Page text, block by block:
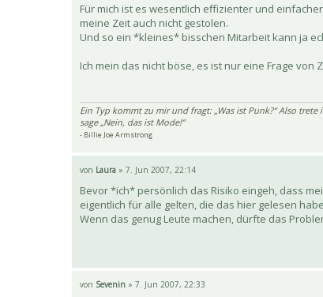
Für mich ist es wesentlich effizienter und
meine Zeit auch nicht gestolen.
Und so ein *kleines* bisschen Mitarbeit kann ja
Ich mein das nicht böse, es ist nur eine Frage
Ein Typ kommt zu mir und fragt: „Was ist Punk?“ Also
sage „Nein, das ist Mode!“
- Billie Joe Armstrong
von Laura » 7. Jun 2007, 22:14
Bevor *ich* persönlich das Risiko eingeh, dass
eigentlich für alle gelten, die das hier gelesen
Wenn das genug Leute machen, dürfte das
von Sevenin » 7. Jun 2007, 22:33